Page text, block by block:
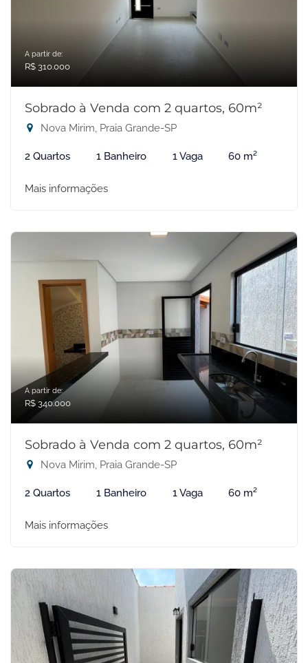
A partir de:
R$ 310.000
Sobrado à Venda com 2 quartos, 60m²
Nova Mirim, Praia Grande-SP
2 Quartos 1 Banheiro 1 Vaga 60 m²
Mais informações
A partir de:
R$ 340.000
Sobrado à Venda com 2 quartos, 60m²
Nova Mirim, Praia Grande-SP
2 Quartos 1 Banheiro 1 Vaga 60 m²
Mais informações